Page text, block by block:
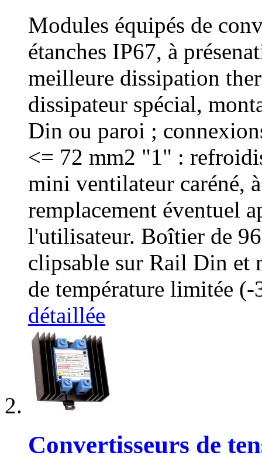
Modules équipés de
étanches IP67, à
meilleure dissipation
dissipateur spécial,
Din ou paroi ;
<= 72 mm2 "1" :
mini ventilateur caréné,
remplacement éventuel
l'utilisateur. Boîtier de
clipsable sur Rail Din et
de température limitée
détaillée
Convertisseurs de